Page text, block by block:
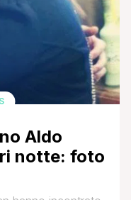
Aldo
notte: foto